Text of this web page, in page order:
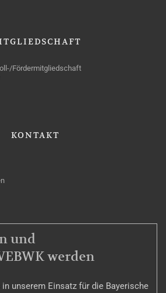
Fördermitgliedschaft
KONTAKT
und
werden
unserem Einsatz für die Bayerische